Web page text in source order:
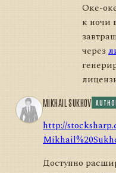
Оке-
к ночи
через
MIKHAIL SUKHOV
http://
Доступно